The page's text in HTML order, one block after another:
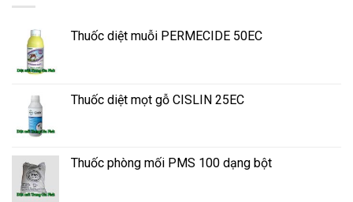
Thuốc diệt muỗi PERMECIDE 50EC
Thuốc diệt mọt gỗ CISLIN 25EC
Thuốc phòng mối PMS 100 dạng bột